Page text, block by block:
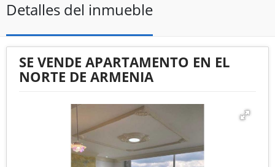
Detalles del inmueble
SE VENDE APARTAMENTO EN EL
NORTE DE ARMENIA